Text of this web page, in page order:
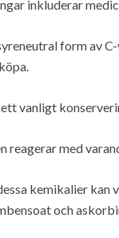
inkluderar
form av
vanligt
reagerar med
kemikalier kan
och